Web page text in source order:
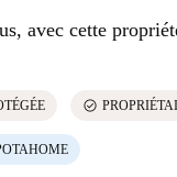
avec cette
check_circle